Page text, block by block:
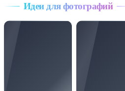
Идеи для фотографий